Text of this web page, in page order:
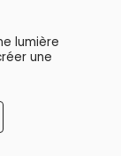
lumière
une